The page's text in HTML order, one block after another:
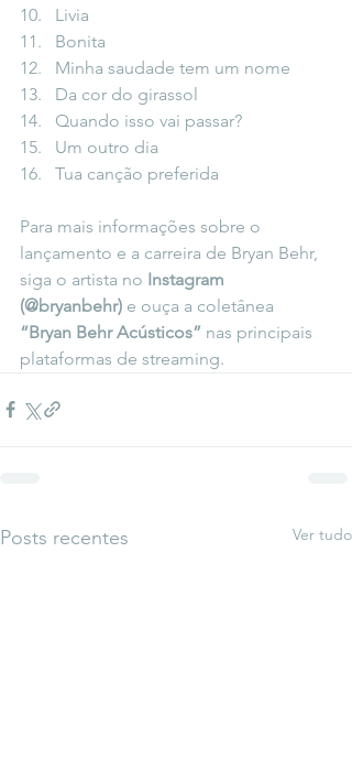
Livia
Bonita
Minha saudade tem um nome
Da cor do girassol
Quando isso vai passar?
Um outro dia
Tua canção preferida
Para mais informações sobre o
lançamento e a carreira de Bryan Behr,
siga o artista no Instagram
(@bryanbehr) e ouça a coletânea
“Bryan Behr Acústicos” nas principais
plataformas de streaming.
Posts recentes Ver tudo